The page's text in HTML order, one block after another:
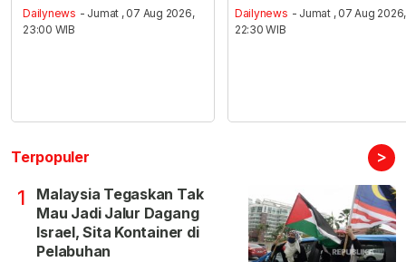
Dailynews - Jumat , 07 Aug 2026,
23:00 WIB
Dailynews - Jumat , 07 Aug 2026,
22:30 WIB
Terpopuler >
1
Malaysia Tegaskan Tak
Mau Jadi Jalur Dagang
Israel, Sita Kontainer di
Pelabuhan